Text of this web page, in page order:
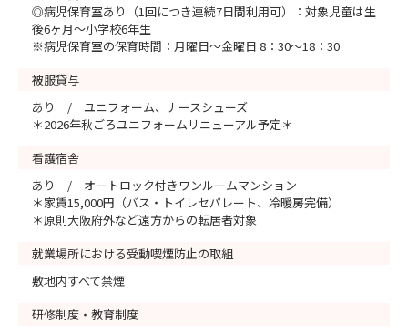
◎病児保育室あり（1回につき連続7日間利用可）：対象児童は生
後6ヶ月～小学校6年生
※病児保育室の保育時間：月曜日～金曜日 8：30～18：30
被服貸与
あり / ユニフォーム、ナースシューズ
＊2026年秋ごろユニフォームリニューアル予定＊
看護宿舎
あり / オートロック付きワンルームマンション
＊家賃15,000円（バス・トイレセパレート、冷暖房完備）
＊原則大阪府外など遠方からの転居者対象
就業場所における受動喫煙防止の取組
敷地内すべて禁煙
研修制度・教育制度